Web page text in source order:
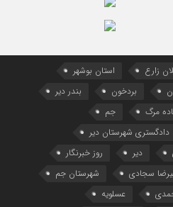
زارع
استان بوشهر
بردخون
بندر دیر
مرگ
جم
دادگستری شهرستان دیر
دیر
روز خبرنگار
سجادی
شهرستان جم
عسلویه